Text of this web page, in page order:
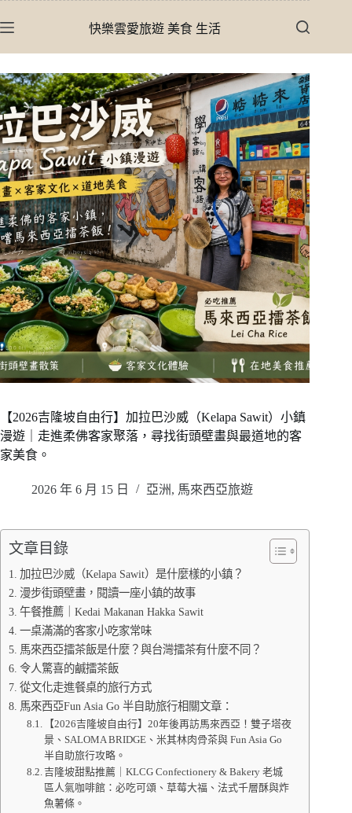
至
內
容
快樂雲愛旅遊 美食 生活
【2026吉隆坡自由行】加拉巴沙威（Kelapa Sawit）小鎮
漫遊｜走進柔佛客家聚落，尋找街頭壁畫與最道地的客
家美食。
2026 年 6 月 15 日 亞洲, 馬來西亞旅遊
文章目錄
加拉巴沙威（Kelapa Sawit）是什麼樣的小鎮？
漫步街頭壁畫，閱讀一座小鎮的故事
午餐推薦｜Kedai Makanan Hakka Sawit
一桌滿滿的客家小吃家常味
馬來西亞擂茶飯是什麼？與台灣擂茶有什麼不同？
令人驚喜的鹹擂茶飯
從文化走進餐桌的旅行方式
馬來西亞Fun Asia Go 半自助旅行相關文章：
【2026吉隆坡自由行】20年後再訪馬來西亞！雙子塔夜
景、SALOMA BRIDGE、米其林肉骨茶與 Fun Asia Go
半自助旅行攻略。
吉隆坡甜點推薦｜KLCG Confectionery & Bakery 老城
區人氣咖啡館：必吃可頌、草莓大福、法式千層酥與炸
魚薯條。